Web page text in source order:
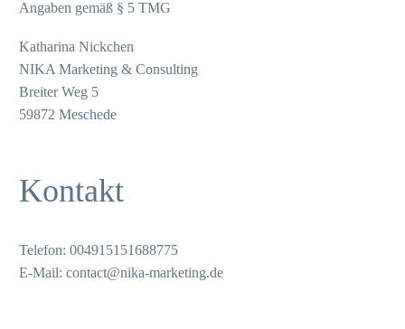
Angaben gemäß § 5 TMG
Katharina Nickchen
NIKA Marketing & Consulting
Breiter Weg 5
59872 Meschede
Kontakt
Telefon: 004915151688775
E-Mail: contact@nika-marketing.de